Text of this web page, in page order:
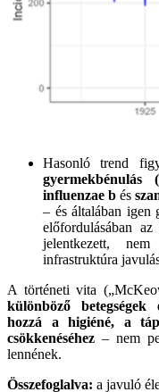
Hasonló trend
gyermekbénulás
influenzae b és
– és általában igen
előfordulásában
jelentkezett,
infrastruktúra
A történeti vita
különböző
hozzá a higiéné, a
csökkenéséhez – nem
lennének.
Összefoglalva: a javuló